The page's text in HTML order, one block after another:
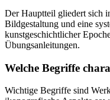
Der Hauptteil gliedert sich
Bildgestaltung und eine
kunstgeschichtlicher
Übungsanleitungen.
Welche Begriffe
Wichtige Begriffe sind